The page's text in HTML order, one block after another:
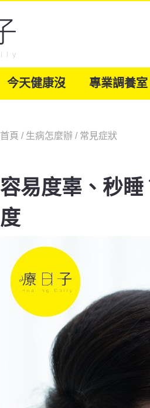
今天健康沒 專業調養室
首頁 / 生病怎麼辦 / 常見症狀
容易度辜、秒
度